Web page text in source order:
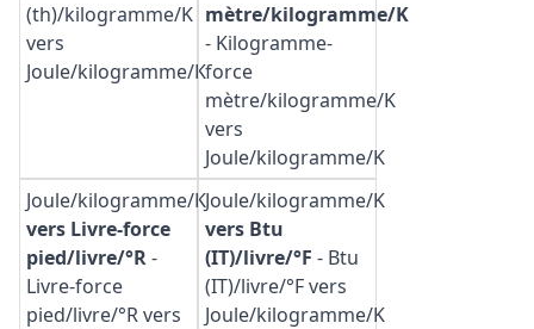
(th)/kilogramme/K
vers
Joule/kilogramme/K
mètre/kilogramme/K
- Kilogramme-
force
mètre/kilogramme/K
vers
Joule/kilogramme/K
Joule/kilogramme/K
vers Livre-force
pied/livre/°R-
Livre-force
pied/livre/°R vers
Joule/kilogramme/K
vers Btu
(IT)/livre/°F - Btu
(IT)/livre/°F vers
Joule/kilogramme/K